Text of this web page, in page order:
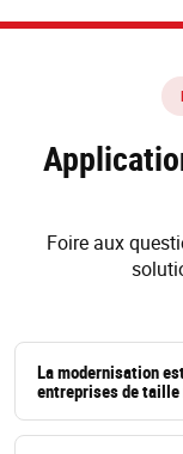
Foire aux
La modernisation
entreprises de taille